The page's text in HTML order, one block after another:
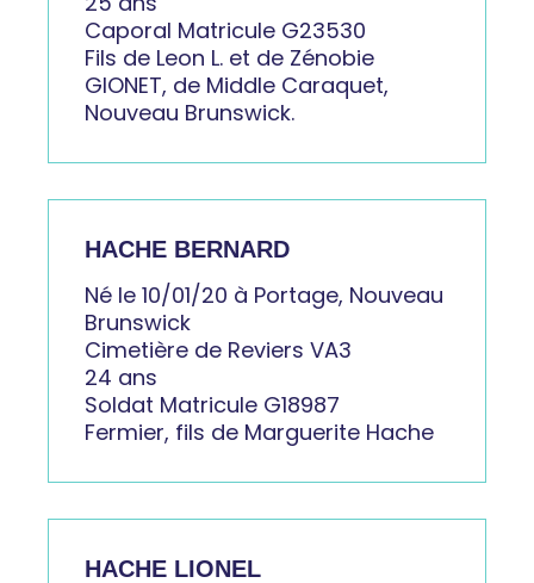
Caporal Matricule G23530
Fils de Leon L. et de Zénobie
GIONET, de Middle Caraquet,
Nouveau Brunswick.
HACHE BERNARD
Né le 10/01/20 à Portage, Nouveau
Brunswick
Cimetière de Reviers VA3
24 ans
Soldat Matricule G18987
Fermier, fils de Marguerite Hache
HACHE LIONEL